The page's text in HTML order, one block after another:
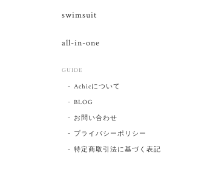
swimsuit
all-in-one
GUIDE
Achicについて
BLOG
お問い合わせ
プライバシーポリシー
特定商取引法に基づく表記